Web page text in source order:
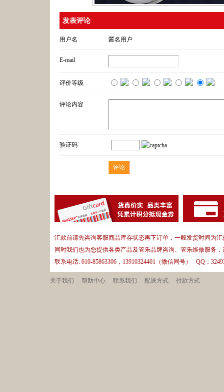
发表评论
用户名 匿名用户
E-mail
评价等级
评论内容
验证码
汇款前请先咨询客服商品库存状态再下订单，一般发货时间为汇
同时我们也为您提供各类产品及管乐品牌咨询、管乐维修服务
联系电话: 010-85863306，13910324401（微信同号） QQ：
关于我们 帮助中心 联系我们 配送方式 付款方式